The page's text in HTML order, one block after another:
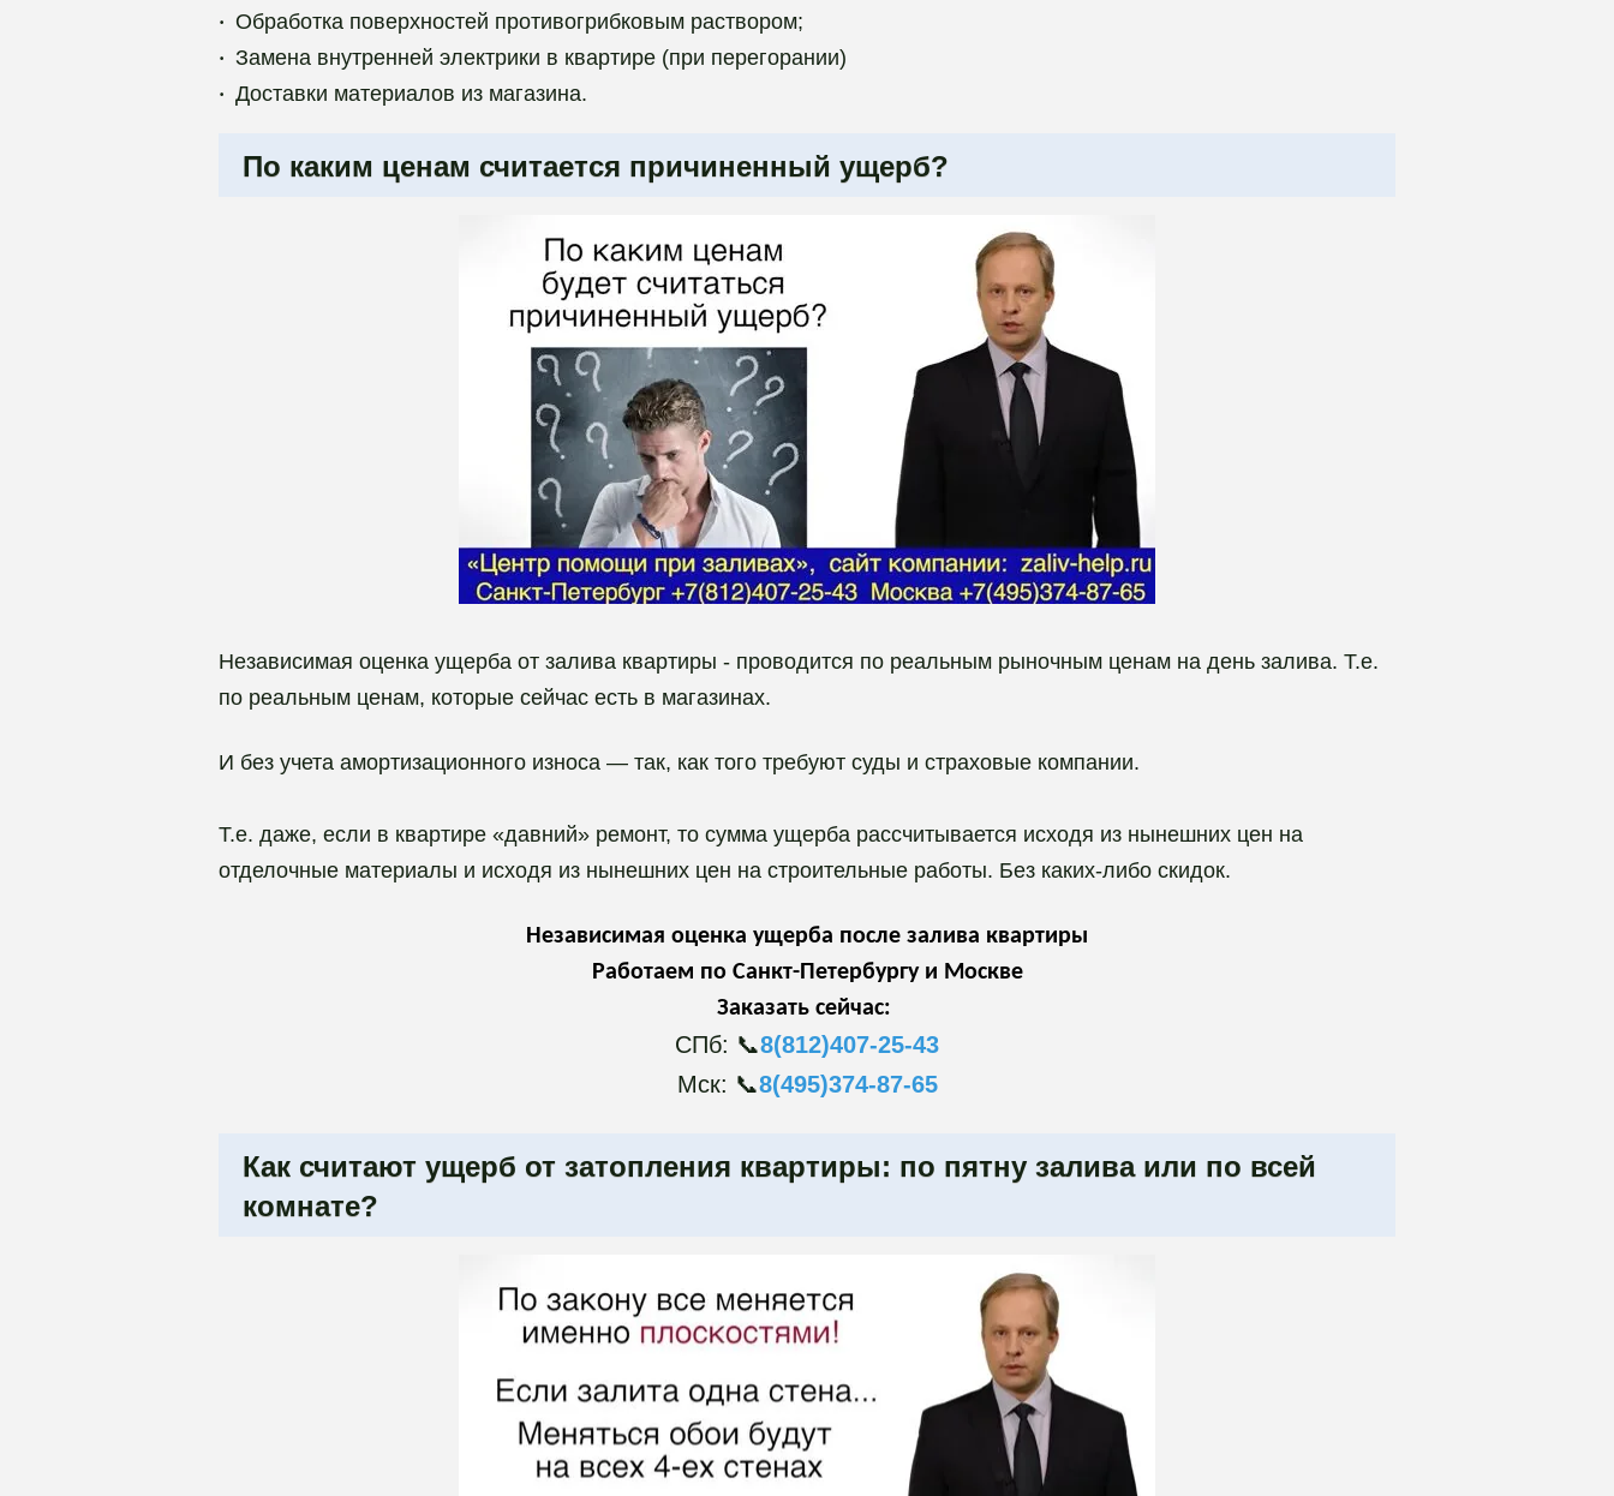
Обработка поверхностей противогрибковым раствором;
Замена внутренней электрики в квартире (при перегорании)
Доставки материалов из магазина.
По каким ценам считается причиненный ущерб?
Независимая оценка ущерба от залива квартиры - проводится по реальным рыночным ценам на день залива. Т.е.
по реальным ценам, которые сейчас есть в магазинах.
И без учета амортизационного износа — так, как того требуют суды и страховые компании.
Т.е. даже, если в квартире «давний» ремонт, то сумма ущерба рассчитывается исходя из нынешних цен на
отделочные материалы и исходя из нынешних цен на строительные работы. Без каких-либо скидок.
Независимая оценка ущерба после залива квартиры
Работаем по Санкт-Петербургу и Москве
Заказать сейчас:
СПб: 📞8(812)407-25-43
Мск: 📞8(495)374-87-65
Как считают ущерб от затопления квартиры: по пятну залива или по всей
комнате?